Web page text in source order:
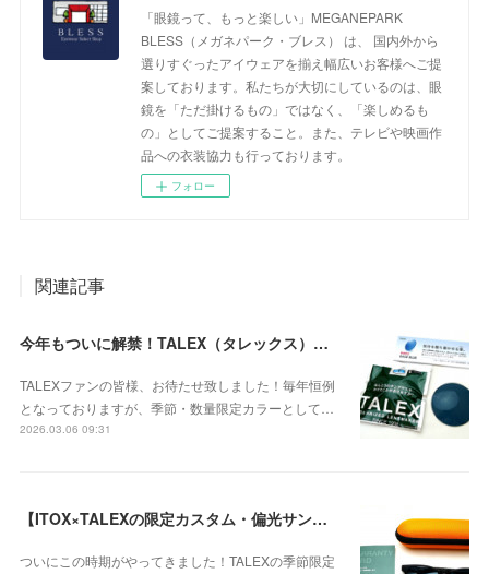
「眼鏡って、もっと楽しい」MEGANEPARK
BLESS（メガネパーク・ブレス） は、 国内外から
選りすぐったアイウェアを揃え幅広いお客様へご提
案しております。私たちが大切にしているのは、眼
鏡を「ただ掛けるもの」ではなく、「楽しめるも
の」としてご提案すること。また、テレビや映画作
品への衣装協力も行っております。
フォロー
関連記事
今年もついに解禁！TALEX（タレックス）の季節・数量限定カラー「EASE BLUE（イーズブルー）」の受注開始のお知らせ！
TALEXファンの皆様、お待たせ致しました！毎年恒例
となっておりますが、季節・数量限定カラーとして…
2026.03.06 09:31
【ITOX×TALEXの限定カスタム・偏光サングラス】ITOX × TALEX ITOX ITO-01 / TALEX イーズブルー シングルコートが再入荷！
ついにこの時期がやってきました！TALEXの季節限定